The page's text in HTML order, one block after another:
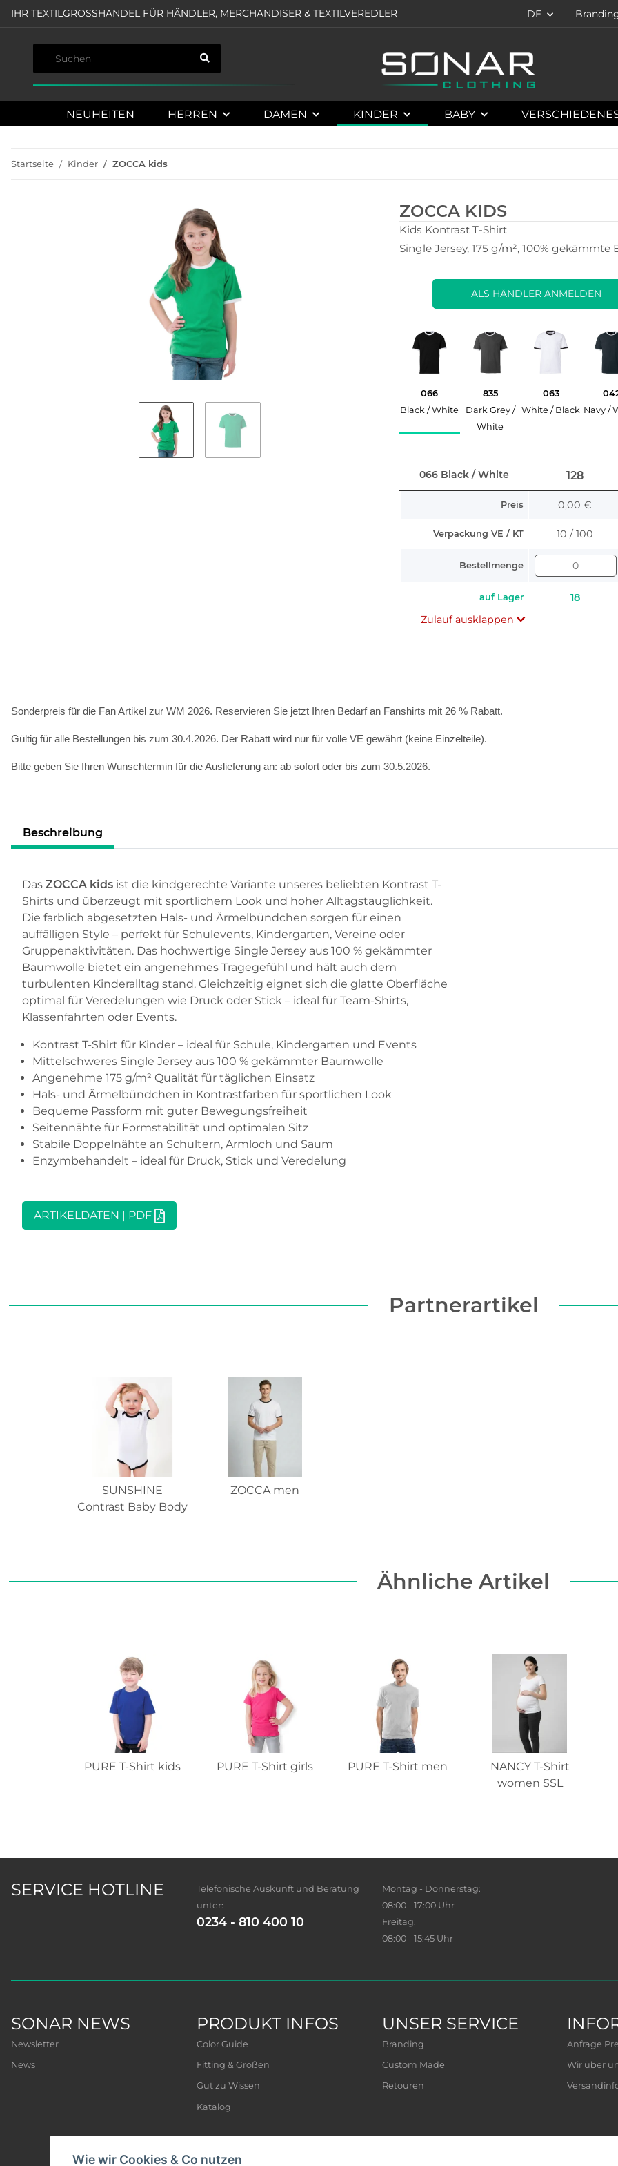
DE
IHR TEXTILGROSSHANDEL FÜR HÄNDLER, MERCHANDISER & TEXTILVEREDLER
NEUHEITEN HERREN DAMEN KINDER BABY
Startseite Kinder ZOCCA kids
ZOCCA KIDS
Kids Kontrast T-Shirt
Single Jersey, 175 g/m², 100%
ALS HÄNDLER ANMELDEN
066
Black / White
835
Dark Grey /
White
063
White / Black Navy /
066 Black / White 128
Preis 0,00 €
Verpackung VE / KT 10 / 100
Bestellmenge
auf Lager 18
Zulauf ausklappen
Sonderpreis für die Fan Artikel zur WM 2026. Reservieren Sie jetzt Ihren Bedarf an Fanshirts mit 26 % Rabatt.
Gültig für alle Bestellungen bis zum 30.4.2026. Der Rabatt wird nur für volle VE gewährt (keine Einzelteile).
Bitte geben Sie Ihren Wunschtermin für die Auslieferung an: ab sofort oder bis zum 30.5.2026.
Beschreibung
Das ZOCCA kids ist die kindgerechte Variante unseres beliebten Kontrast T-
Shirts und überzeugt mit sportlichem Look und hoher Alltagstauglichkeit.
Die farblich abgesetzten Hals- und Ärmelbündchen sorgen für einen
auffälligen Style – perfekt für Schulevents, Kindergarten, Vereine oder
Gruppenaktivitäten. Das hochwertige Single Jersey aus 100 % gekämmter
Baumwolle bietet ein angenehmes Tragegefühl und hält auch dem
turbulenten Kinderalltag stand. Gleichzeitig eignet sich die glatte Oberfläche
optimal für Veredelungen wie Druck oder Stick – ideal für Team-Shirts,
Klassenfahrten oder Events.
Kontrast T-Shirt für Kinder – ideal für Schule, Kindergarten und Events
Mittelschweres Single Jersey aus 100 % gekämmter Baumwolle
Angenehme 175 g/m² Qualität für täglichen Einsatz
Hals- und Ärmelbündchen in Kontrastfarben für sportlichen Look
Bequeme Passform mit guter Bewegungsfreiheit
Seitennähte für Formstabilität und optimalen Sitz
Stabile Doppelnähte an Schultern, Armloch und Saum
Enzymbehandelt – ideal für Druck, Stick und Veredelung
ARTIKELDATEN | PDF 
Partnerartikel
SUNSHINE
Contrast Baby Body
ZOCCA men
Ähnliche Artikel
PURE T-Shirt kids PURE T-Shirt girls PURE T-Shirt men
NANCY T-Shirt
women SSL
SERVICE HOTLINE
Telefonische Auskunft und Beratung
unter:
0234 - 810 400 10
Montag - Donnerstag:
08:00 - 17:00 Uhr
Freitag:
08:00 - 15:45 Uhr
SONAR NEWS
Newsletter
News
PRODUKT INFOS
Color Guide
Fitting & Größen
Gut zu Wissen
Katalog
UNSER SERVICE
Branding
Custom Made
Retouren
Anfrage
Wir über
Wie wir Cookies & Co nutzen